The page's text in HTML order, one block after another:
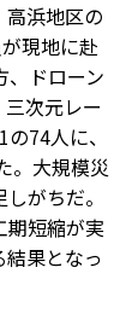
浜地区の
現地に赴
、ドローン
次元レー
74人に、
。大規模災
がちだ。
期短縮が実
果となっ